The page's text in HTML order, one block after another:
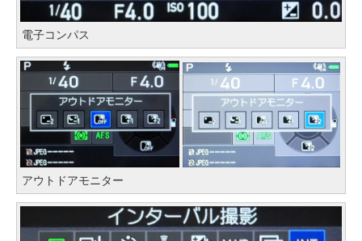
電子コンパス
アウトドアモニター